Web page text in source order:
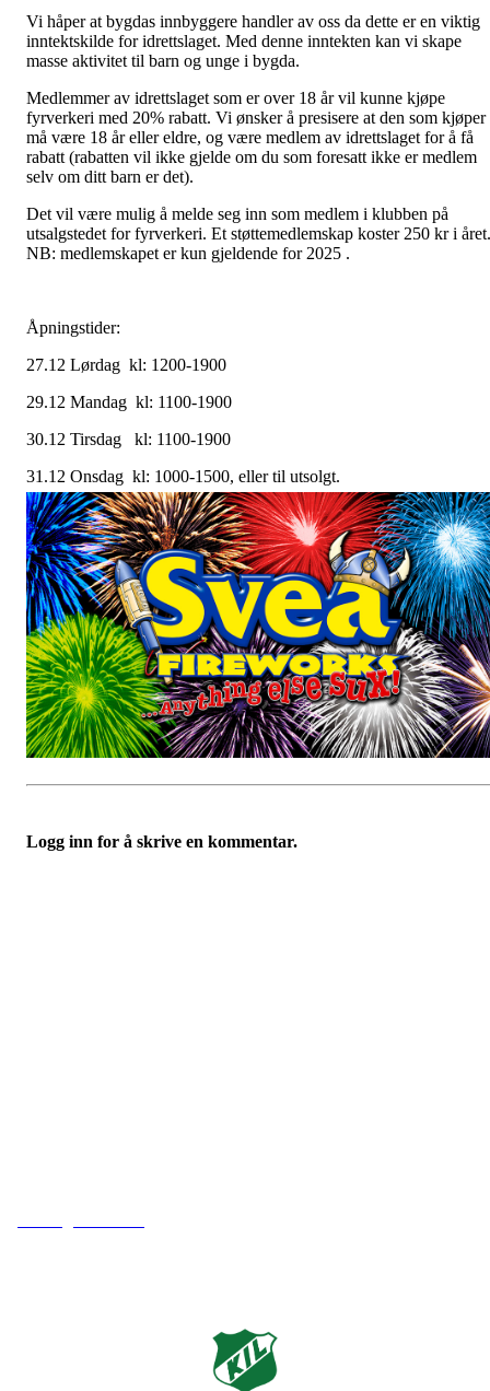
Vi håper at bygdas innbyggere handler av oss da dette er en viktig
inntektskilde for idrettslaget. Med denne inntekten kan vi skape
masse aktivitet til barn og unge i bygda.
Medlemmer av idrettslaget som er over 18 år vil kunne kjøpe
fyrverkeri med 20% rabatt. Vi ønsker å presisere at den som kjøper
må være 18 år eller eldre, og være medlem av idrettslaget for å få
rabatt (rabatten vil ikke gjelde om du som foresatt ikke er medlem
selv om ditt barn er det).
Det vil være mulig å melde seg inn som medlem i klubben på
utsalgstedet for fyrverkeri. Et støttemedlemskap koster 250 kr i året.
NB: medlemskapet er kun gjeldende for 2025 .
Åpningstider:
27.12 Lørdag kl: 1200-1900
29.12 Mandag kl: 1100-1900
30.12 Tirsdag kl: 1100-1900
31.12 Onsdag kl: 1000-1500, eller til utsolgt.
Logg inn for å skrive en kommentar.